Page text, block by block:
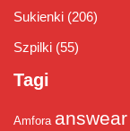
Sukienki (206)
Szpilki (55)
Tagi
Amfora answear